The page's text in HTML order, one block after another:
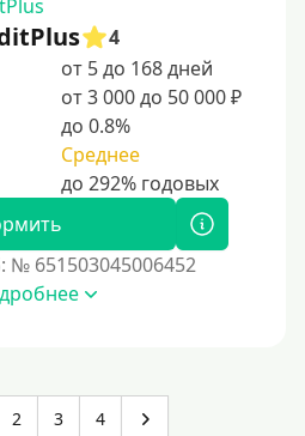
через Telegram
без списания средств с
4
от 5 до 168 дней
от 3 000 до 50 000 ₽
до 0.8%
Среднее
№ 651503045006452
2 3 4